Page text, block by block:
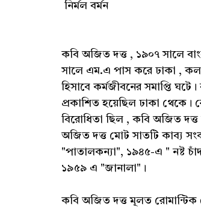
নির্মল বর্মন
কবি অজিত দত্ত , ১৯০৭ সালে
সালে এম.এ পাস করে ঢাকা ,
হিসাবে কর্মজীবনের সমাপ্তি
প্রকাশিত হয়েছিল ঢাকা থেকে।
বিরোধিতা ছিল , কবি অজিত
অজিত দত্ত মোট সাতটি কাব্য
"পাতালকন্যা", ১৯৪৫-এ " নষ্ট
১৯৫৯ এ "জানালা"।
কবি অজিত দত্ত মূলত রোমান্টিক